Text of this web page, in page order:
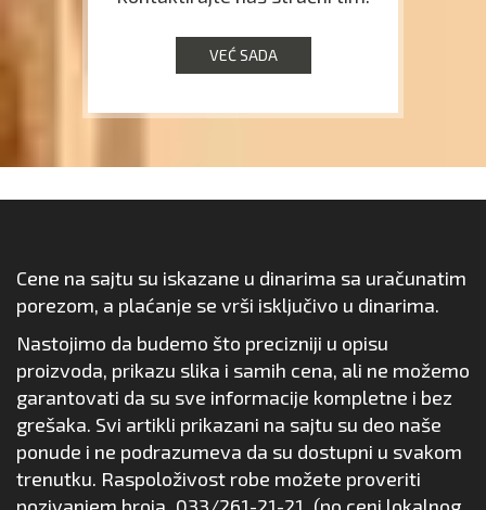
VEĆ SADA
Cene na sajtu su iskazane u dinarima sa uračunatim
porezom, a plaćanje se vrši isključivo u dinarima.
Nastojimo da budemo što precizniji u opisu
proizvoda, prikazu slika i samih cena, ali ne možemo
garantovati da su sve informacije kompletne i bez
grešaka. Svi artikli prikazani na sajtu su deo naše
ponude i ne podrazumeva da su dostupni u svakom
trenutku. Raspoloživost robe možete proveriti